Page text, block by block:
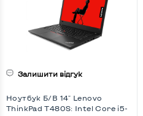
Залишити відгук
Ноутбук Б/В 14" Lenovo
ThinkPad T480S: Intel Core i5-